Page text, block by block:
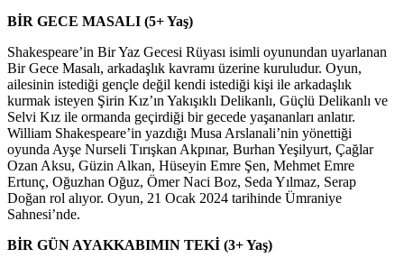
BİR GECE MASALI (5+ Yaş)
Shakespeare’in Bir Yaz Gecesi Rüyası isimli oyunundan uyarlanan
Bir Gece Masalı, arkadaşlık kavramı üzerine kuruludur. Oyun,
ailesinin istediği gençle değil kendi istediği kişi ile arkadaşlık
kurmak isteyen Şirin Kız’ın Yakışıklı Delikanlı, Güçlü Delikanlı ve
Selvi Kız ile ormanda geçirdiği bir gecede yaşananları anlatır.
William Shakespeare’in yazdığı Musa Arslanali’nin yönettiği
oyunda Ayşe Nurseli Tırışkan Akpınar, Burhan Yeşilyurt, Çağlar
Ozan Aksu, Güzin Alkan, Hüseyin Emre Şen, Mehmet Emre
Ertunç, Oğuzhan Oğuz, Ömer Naci Boz, Seda Yılmaz, Serap
Doğan rol alıyor. Oyun, 21 Ocak 2024 tarihinde Ümraniye
Sahnesi’nde.
BİR GÜN AYAKKABIMIN TEKİ (3+ Yaş)